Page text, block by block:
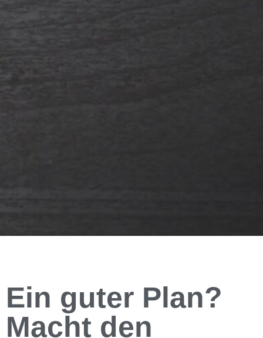
Service
Ein guter Plan?
Macht den